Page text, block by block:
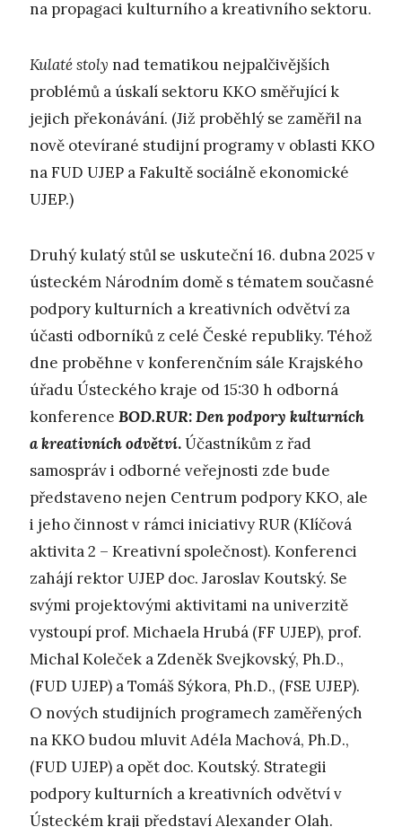
na propagaci kulturního a kreativního sektoru.
Kulaté stoly nad tematikou nejpalčivějších
problémů a úskalí sektoru KKO směřující k
jejich překonávání. (Již proběhlý se zaměřil na
nově otevírané studijní programy v oblasti KKO
na FUD UJEP a Fakultě sociálně ekonomické
UJEP.)
Druhý kulatý stůl se uskuteční 16. dubna 2025 v
ústeckém Národním domě s tématem současné
podpory kulturních a kreativních odvětví za
účasti odborníků z celé České republiky. Téhož
dne proběhne v konferenčním sále Krajského
úřadu Ústeckého kraje od 15:30 h odborná
konference BOD.RUR: Den podpory kulturních
a kreativních odvětví.Účastníkům z řad
samospráv i odborné veřejnosti zde bude
představeno nejen Centrum podpory KKO, ale
i jeho činnost v rámci iniciativy RUR (Klíčová
aktivita 2 – Kreativní společnost). Konferenci
zahájí rektor UJEP doc. Jaroslav Koutský. Se
svými projektovými aktivitami na univerzitě
vystoupí prof. Michaela Hrubá (FF UJEP), prof.
Michal Koleček a Zdeněk Svejkovský, Ph.D.,
(FUD UJEP) a Tomáš Sýkora, Ph.D., (FSE UJEP).
O nových studijních programech zaměřených
na KKO budou mluvit Adéla Machová, Ph.D.,
(FUD UJEP) a opět doc. Koutský. Strategii
podpory kulturních a kreativních odvětví v
Ústeckém kraji představí Alexander Olah.